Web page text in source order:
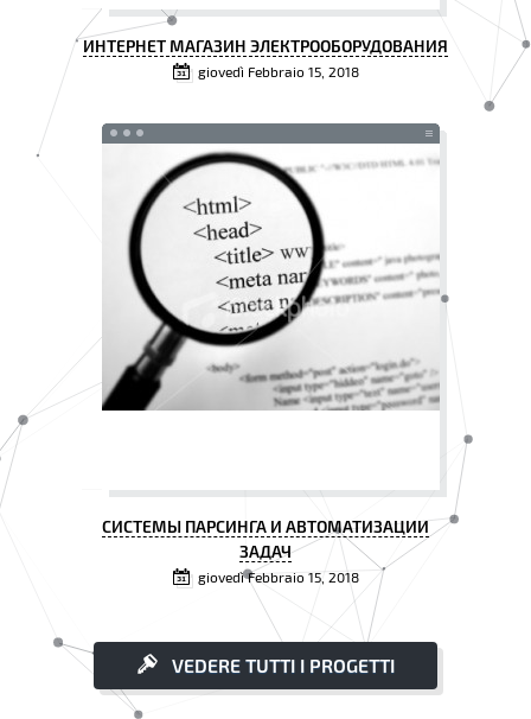
ИНТЕРНЕТ МАГАЗИН ЭЛЕКТРООБОРУДОВАНИЯ
giovedì Febbraio 15, 2018
СИСТЕМЫ ПАРСИНГА И АВТОМАТИЗАЦИИ
ЗАДАЧ
giovedì Febbraio 15, 2018
VEDERE TUTTI I PROGETTI